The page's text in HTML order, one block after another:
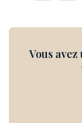
Vous